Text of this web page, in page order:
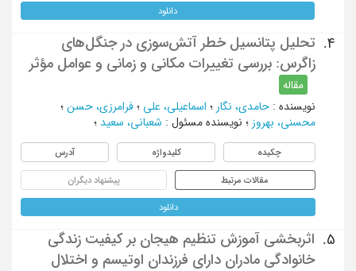
دانلود
4.
تحلیل پتانسیل خطر آتش‌سوزی در جنگل‌های
زاگرس: بررسی تغییرات مکانی و زمانی و عوامل مؤثر
مقاله
نویسنده : حامدی، نگار ؛ اسماعیلی، علی ؛ فرامرزی، حسن ؛
محسنی، بهروز ؛ نویسنده مسئول : شعبانی، سعید ؛
چکیده کلیدواژه آدرس
مقالات مرتبط پیشنهاد دیگران
دانلود
5.
اثربخشی آموزش تنظیم هیجان بر کیفیت زندگی
خانوادگی مادران دارای فرزندان اوتیسم و اختلال